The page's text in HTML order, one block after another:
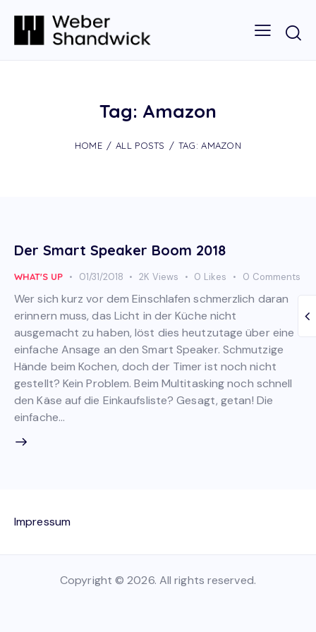
Tag: Amazon
HOME ALL POSTS TAG: AMAZON
Der Smart Speaker Boom 2018
WHAT'S UP 01/31/2018 2K Views 0 Likes 0 Comments
Wer sich kurz vor dem Einschlafen schmerzlich daran
erinnern muss, das Licht in der Küche nicht
ausgemacht zu haben, löst dies heutzutage über eine
einfache Ansage an den Smart Speaker. Schmutzige
Hände beim Kochen, doch der Timer ist noch nicht
gestellt? Kein Problem. Beim Multitasking noch schnell
den Käse auf die Einkaufsliste? Gesagt, getan! Die
einfache…
Impressum
Copyright © 2026. All rights reserved.